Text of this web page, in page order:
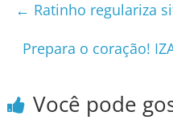
← Ratinho regulariza
Prepara o coração!
Você pode